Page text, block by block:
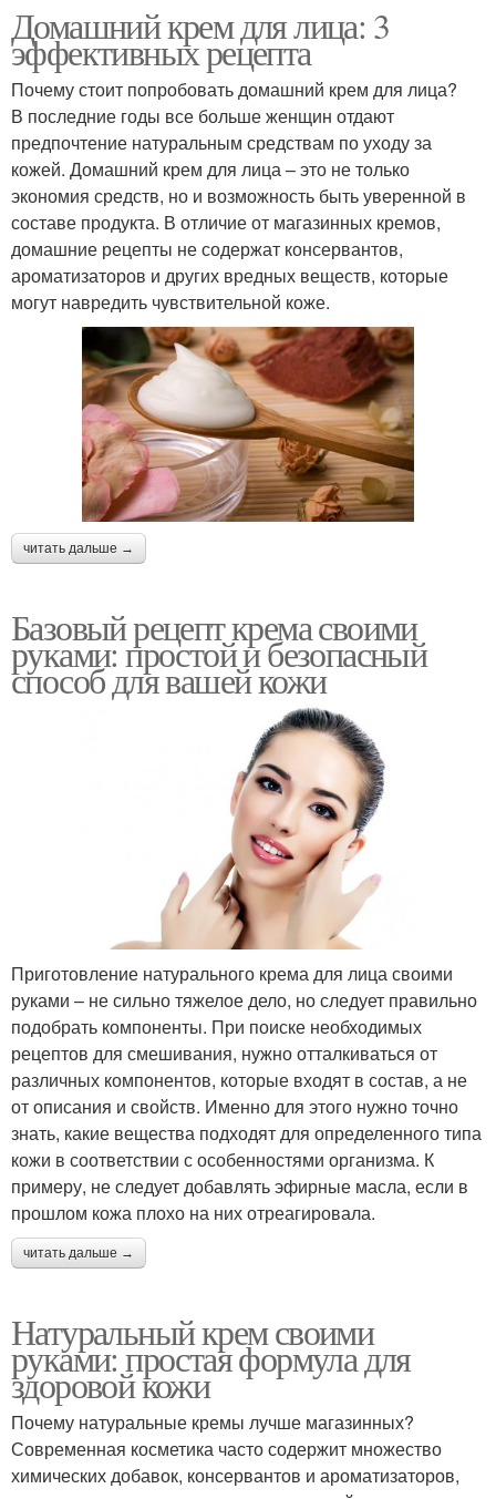
Домашний крем для лица: 3
эффективных рецепта
Почему стоит попробовать домашний крем для лица?
В последние годы все больше женщин отдают
предпочтение натуральным средствам по уходу за
кожей. Домашний крем для лица – это не только
экономия средств, но и возможность быть уверенной в
составе продукта. В отличие от магазинных кремов,
домашние рецепты не содержат консервантов,
ароматизаторов и других вредных веществ, которые
могут навредить чувствительной коже.
читать дальше →
Базовый рецепт крема своими
руками: простой и безопасный
способ для вашей кожи
Приготовление натурального крема для лица своими
руками – не сильно тяжелое дело, но следует правильно
подобрать компоненты. При поиске необходимых
рецептов для смешивания, нужно отталкиваться от
различных компонентов, которые входят в состав, а не
от описания и свойств. Именно для этого нужно точно
знать, какие вещества подходят для определенного типа
кожи в соответствии с особенностями организма. К
примеру, не следует добавлять эфирные масла, если в
прошлом кожа плохо на них отреагировала.
читать дальше →
Натуральный крем своими
руками: простая формула для
здоровой кожи
Почему натуральные кремы лучше магазинных?
Современная косметика часто содержит множество
химических добавок, консервантов и ароматизаторов,